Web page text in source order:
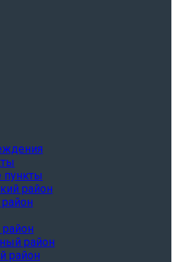
пункты
район
район
район